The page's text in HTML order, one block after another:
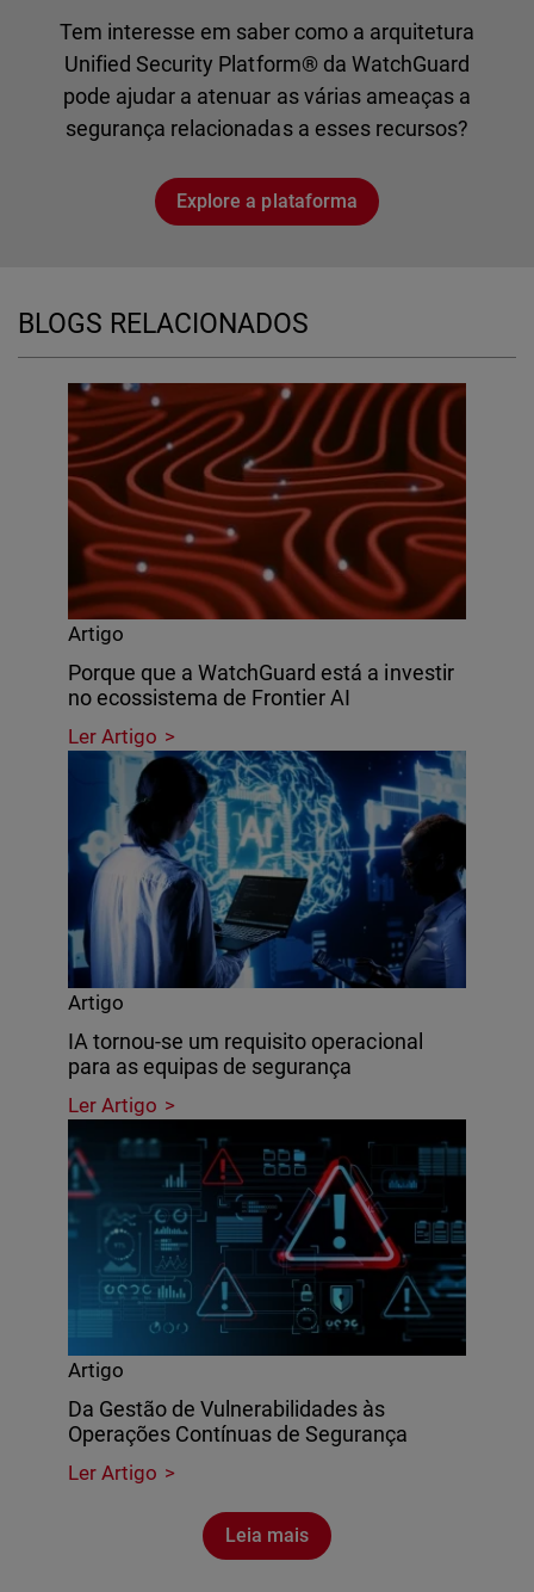
Tem interesse em saber como a arquitetura
Unified Security Platform® da WatchGuard
pode ajudar a atenuar as várias ameaças a
segurança relacionadas a esses recursos?
Explore a plataforma
BLOGS RELACIONADOS
Artigo
Porque que a WatchGuard está a investir
no ecossistema de Frontier AI
Ler Artigo
Artigo
IA tornou-se um requisito operacional
para as equipas de segurança
Ler Artigo
Artigo
Da Gestão de Vulnerabilidades às
Operações Contínuas de Segurança
Ler Artigo
Leia mais